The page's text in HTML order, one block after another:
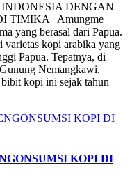
DENGAN
TIMIKA Amungme
yang berasal dari Papua.
kopi arabika yang
Papua. Tepatnya, di
Nemangkawi.
kopi ini sejak tahun
KOPI DI